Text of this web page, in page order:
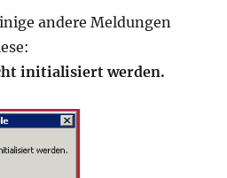
andere Meldungen
initialisiert werden.